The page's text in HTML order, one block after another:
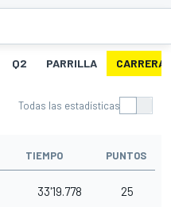
Q2 PARRILLA CARRERA
Todas las estadísticas
TIEMPO PUNTOS
33'19.778 25